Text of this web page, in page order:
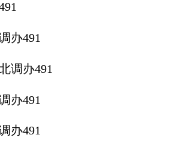
办491
调办491
办491
办491